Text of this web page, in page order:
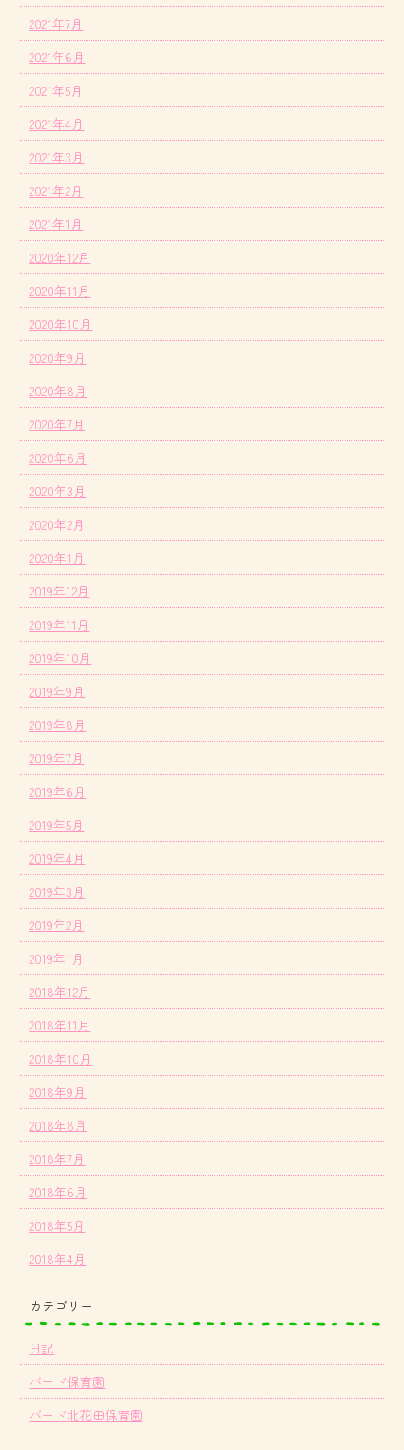
2021年7月
2021年6月
2021年5月
2021年4月
2021年3月
2021年2月
2021年1月
2020年12月
2020年11月
2020年10月
2020年9月
2020年8月
2020年7月
2020年6月
2020年3月
2020年2月
2020年1月
2019年12月
2019年11月
2019年10月
2019年9月
2019年8月
2019年7月
2019年6月
2019年5月
2019年4月
2019年3月
2019年2月
2019年1月
2018年12月
2018年11月
2018年10月
2018年9月
2018年8月
2018年7月
2018年6月
2018年5月
2018年4月
カテゴリー
日記
バード保育園
バード北花田保育園